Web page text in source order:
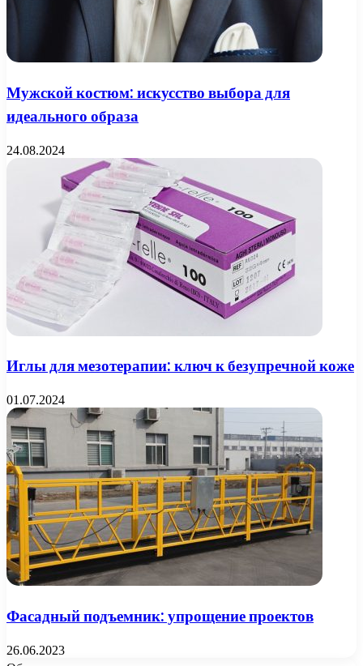
Мужской костюм: искусство выбора для
идеального образа
24.08.2024
Иглы для мезотерапии: ключ к безупречной коже
01.07.2024
Фасадный подъемник: упрощение проектов
26.06.2023